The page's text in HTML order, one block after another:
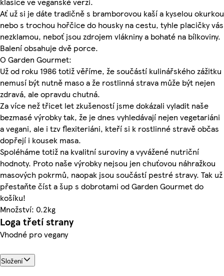
Ať už si je dáte tradičně s bramborovou kaší a kyselou okurkou
nebo s trochou hořčice do housky na cestu, tyhle placičky vás
nezklamou, neboť jsou zdrojem vlákniny a bohaté na bílkoviny.
Balení obsahuje dvě porce.
O Garden Gourmet:
Už od roku 1986 totiž věříme, že součástí kulinářského zážitku
nemusí být nutně maso a že rostlinná strava může být nejen
zdravá, ale opravdu chutná.
Za více než třicet let zkušeností jsme dokázali vyladit naše
bezmasé výrobky tak, že je dnes vyhledávají nejen vegetariáni
a vegani, ale i tzv flexiteriáni, kteří si k rostlinné stravě občas
dopřejí i kousek masa.
Spoléháme totiž na kvalitní suroviny a vyvážené nutriční
hodnoty. Proto naše výrobky nejsou jen chuťovou náhražkou
masových pokrmů, naopak jsou součástí pestré stravy. Tak už
přestaňte číst a šup s dobrotami od Garden Gourmet do
košíku!
Množství: 0.2kg
Loga třetí strany
Vhodné pro vegany
Složení